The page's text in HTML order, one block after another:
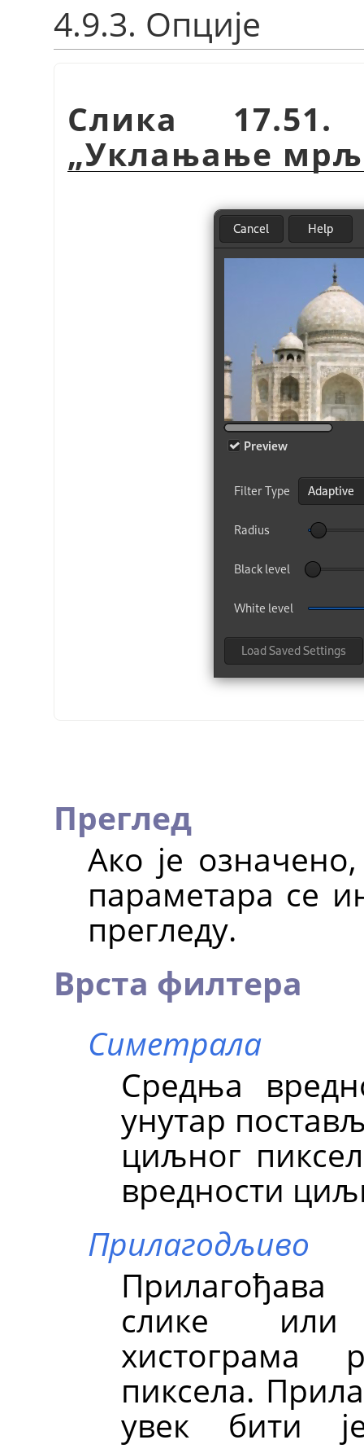
4.9.3. Опције
Слика
„Уклањање
Преглед
Ако је
параметара се
прегледу.
Врста филтера
Симетрала
Средња
унутар
циљног
вредности
Прилагодљиво
Прилагођава
слике или
хистограма
пиксела.
увек бити